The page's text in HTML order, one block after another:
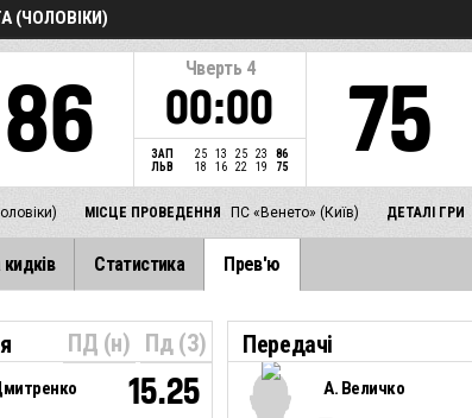
(ЧОЛОВІКИ)
86
Чверть 4
00:00
ЗАП 25 13 25 23
86
ЛЬВ
18 16 22 19 75 75
МІСЦЕ ПРОВЕДЕННЯ ПС «Венето» (Київ) ДЕТАЛІ ГРИ
Статистика Прев'ю
ПД (н) Пд (З)
15.25
Передачі
А. Величко